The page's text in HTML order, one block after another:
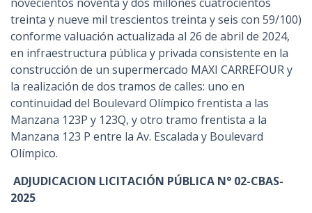
treinta y nueve mil trescientos treinta y seis con 59/100)
conforme valuación actualizada al 26 de abril de 2024,
en infraestructura pública y privada consistente en la
construcción de un supermercado MAXI CARREFOUR y
la realización de dos tramos de calles: uno en
continuidad del Boulevard Olímpico frentista a las
Manzana 123P y 123Q, y otro tramo frentista a la
Manzana 123 P entre la Av. Escalada y Boulevard
Olímpico.
ADJUDICACION LICITACIÓN PÚBLICA N° 02-CBAS-
2025